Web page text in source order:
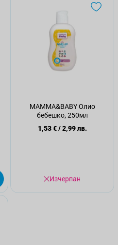
MAMMA&BABY Олио
бебешко, 250мл
1,53 €/2,99 лв.
Изчерпан